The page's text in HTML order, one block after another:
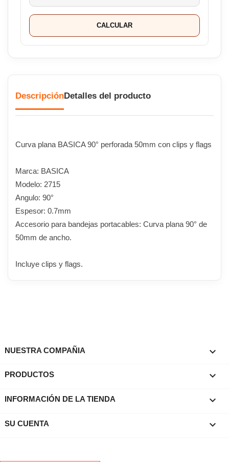
CALCULAR
DescripciónDetalles del producto
Curva plana BASICA 90° perforada 50mm con clips y flags
Marca: BASICA
Modelo: 2715
Angulo: 90°
Espesor: 0.7mm
Accesorio para bandejas portacables: Curva plana 90° de
50mm de ancho.
Incluye clips y flags.
NUESTRA COMPAÑIA 
PRODUCTOS 
INFORMACIÓN DE LA TIENDA keyboard_arrow_down
SU CUENTA 